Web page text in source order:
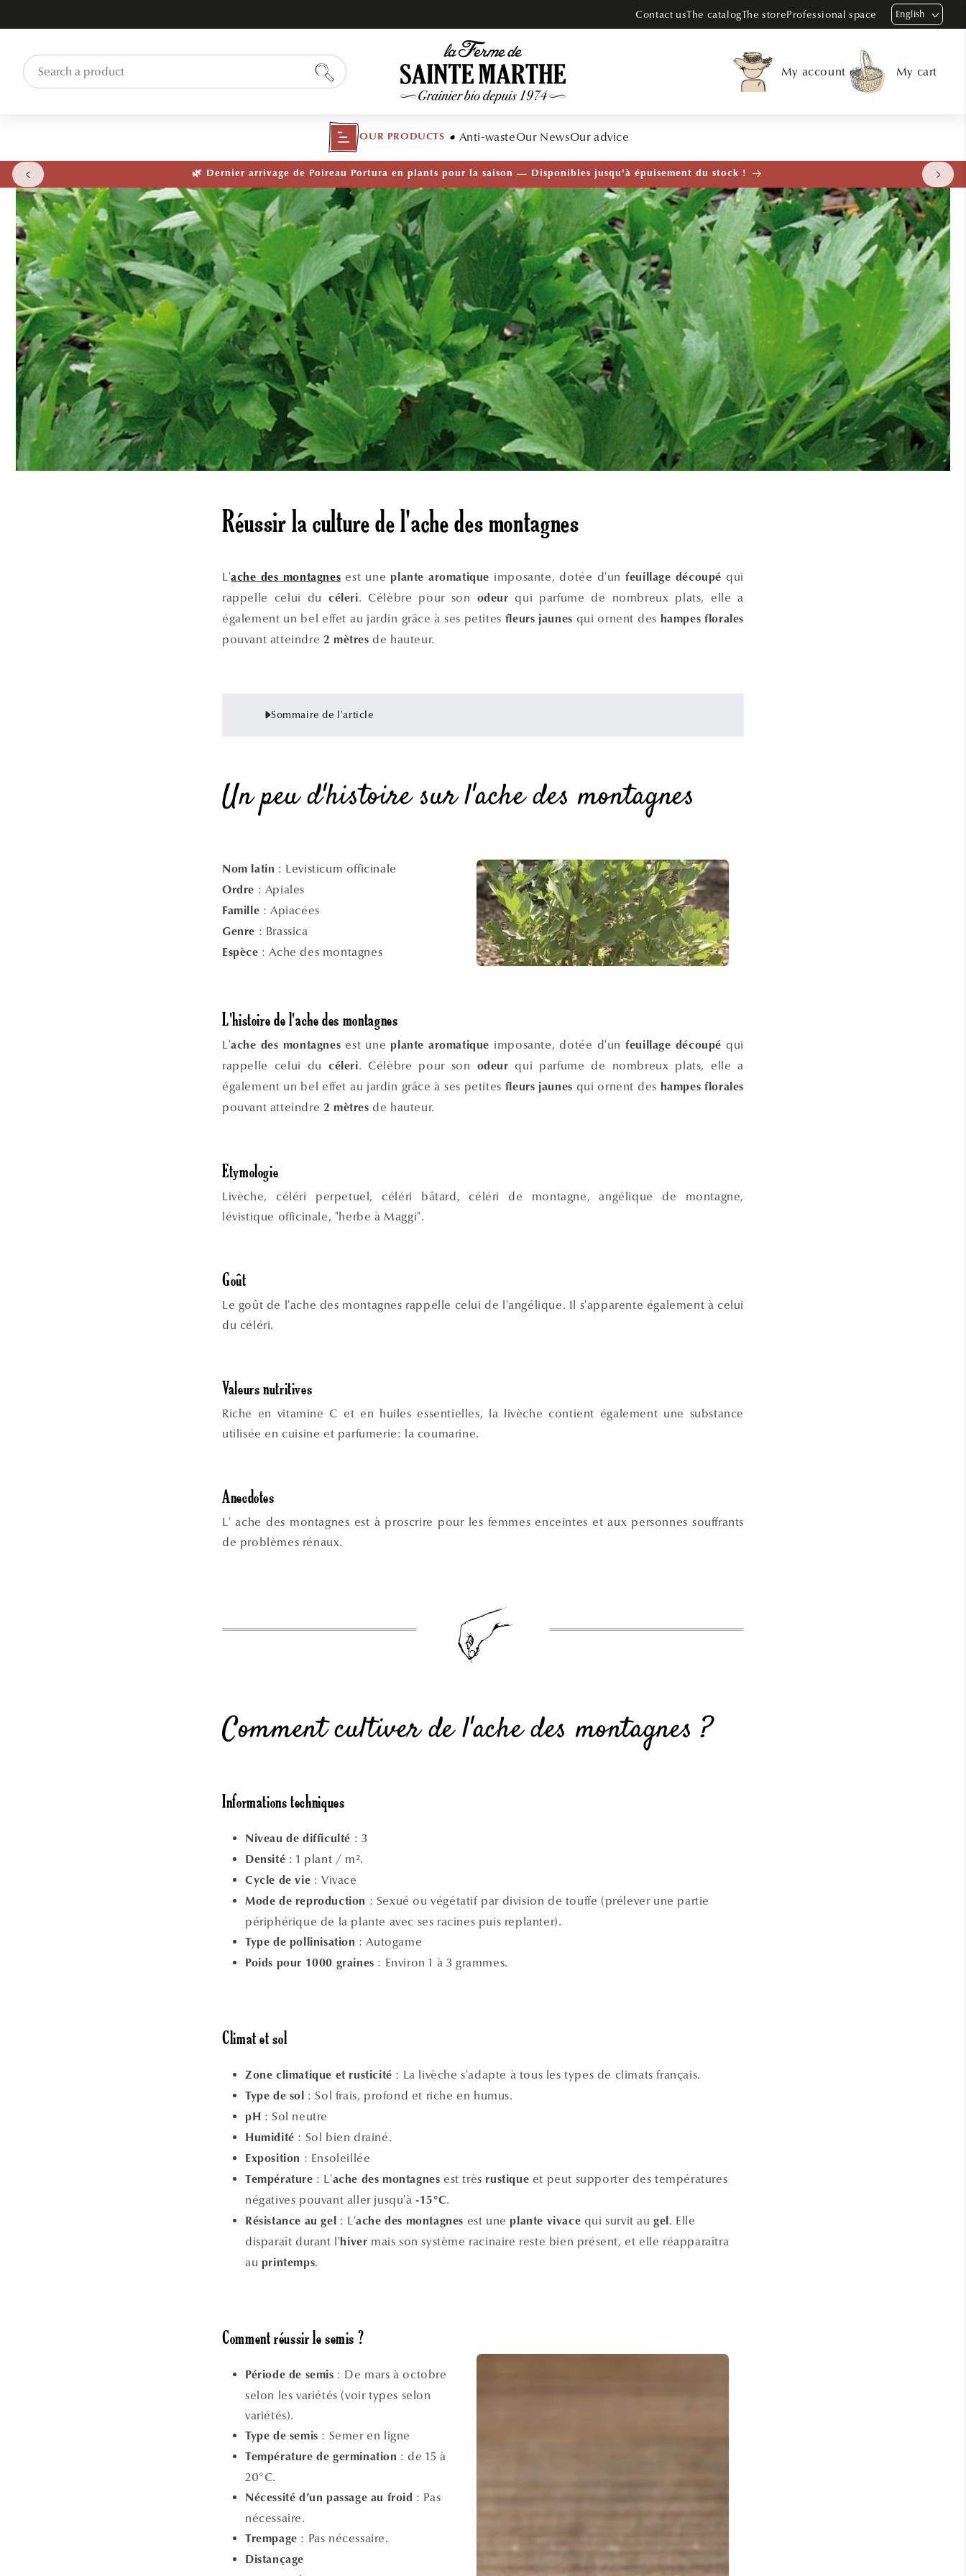
Contact usThe catalogThe storeProfessional space English
My account My cart
OUR PRODUCTS Anti-wasteOur NewsOur advice
🌱 NOUVEAUTÉ — Ail Rocambole AB · Lot de 10 bulbilles · En stock maintenant
Réussir la culture de l'ache des montagnes
L'ache des montagnes est uneplante aromatique imposante, dotée d'unfeuillage découpé qui
rappelle celui du céleri. Célèbre pour son odeur
qui parfume de nombreux plats, elle a
également un bel effet au jardin grâce à ses petites fleurs jaunes qui ornent des hampes florales
pouvant atteindre 2 mètres de hauteur.
Sommaire de l'article
Un peu d'histoire sur l'ache des montagnes
Nom latin : Levisticum officinale
Ordre : Apiales
Famille : Apiacées
Genre : Brassica
Espèce : Ache des montagnes
L'histoire de l'ache des montagnes
L'ache des montagnes est uneplante aromatique imposante, dotée d'unfeuillage découpé qui
rappelle celui du céleri. Célèbre pour son odeur
qui parfume de nombreux plats, elle a
également un bel effet au jardin grâce à ses petites fleurs jaunes qui ornent des hampes florales
pouvant atteindre 2 mètres de hauteur.
Etymologie
Livèche, céléri perpetuel, céléri bâtard, céléri de montagne, angélique de montagne,
lévistique officinale, "herbe à Maggi".
Goût
Le goût de l'ache des montagnes rappelle celui de l'angélique. Il s'apparente également à celui
du céléri.
Valeurs nutritives
Riche en vitamine C et en huiles essentielles, la livèche contient également une substance
utilisée en cuisine et parfumerie: la coumarine.
Anecdotes
L' ache des montagnes est à proscrire pour les femmes enceintes et aux personnes souffrants
de problèmes rénaux.
Comment cultiver de l'ache des montagnes ?
Informations techniques
Niveau de difficulté : 3
Densité : 1 plant / m².
Cycle de vie : Vivace
Mode de reproduction : Sexué ou végétatif par division de touffe (prélever une partie
périphérique de la plante avec ses racines puis replanter).
Type de pollinisation : Autogame
Poids pour 1000 graines : Environ 1 à 3 grammes.
Climat et sol
Zone climatique et rusticité : La livèche s'adapte à tous les types de climats français.
Type de sol : Sol frais, profond et riche en humus.
pH : Sol neutre
Humidité : Sol bien drainé.
Exposition : Ensoleillée
Température : L'ache des montagnes est très rustique et peut supporter des températures
négatives pouvant aller jusqu'à-15°C.
Résistance au gel : L'ache des montagnes est uneplante vivace qui survit augel . Elle
disparaît durant l'hiver mais son système racinaire reste bien présent, et elle réapparaîtra
au printemps.
Comment réussir le semis ?
Période de semis : De mars à octobre
selon les variétés (voir types selon
variétés).
Type de semis : Semer en ligne
Température de germination : de 15 à
20°C.
Nécessité d’un passage au froid : Pas
nécessaire.
Trempage : Pas nécessaire.
Distançage